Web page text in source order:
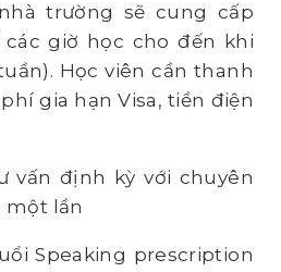
trường sẽ cung cấp
giờ học cho đến khi
Học viên cần thanh
gia hạn Visa, tiền điện
vấn định kỳ với chuyên
một lần
Speaking prescription